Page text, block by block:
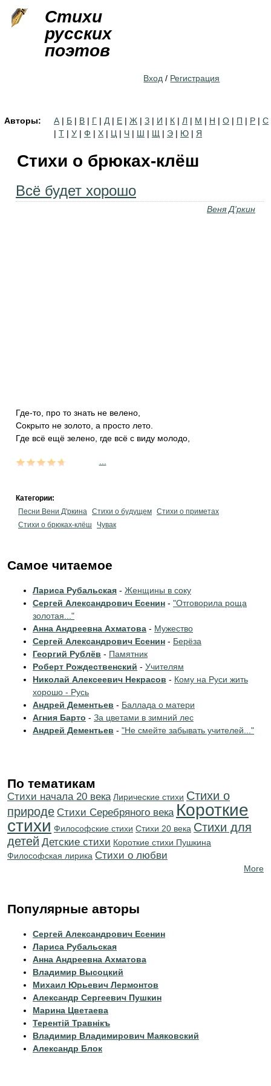
Стихи
русских
поэтов
Вход / Регистрация
Авторы: А | Б | В | Г | Д | Е | Ж | З | И | К | Л | М | Н | О | П | Р | С
| Т | У | Ф | Х | Ц | Ч | Ш | Щ | Э | Ю | Я
Стихи о брюках-клёш
Всё будет хорошо
Веня Д'ркин
Где-то, про то знать не велено,
Сокрыто не золото, а просто лето.
Где всё ещё зелено, где всё с виду молодо,
Категории:
Песни Вени Д'ркина Стихи о будущем Стихи о приметах
Стихи о брюках-клёш
Чувак
Самое читаемое
Лариса Рубальская - Женщины в соку
Сергей Александрович Есенин - "Отговорила роща
золотая..."
Анна Андреевна Ахматова - Мужество
Сергей Александрович Есенин - Берёза
Георгий Рублёв - Памятник
Роберт Рождественский - Учителям
Николай Алексеевич Некрасов - Кому на Руси жить
хорошо - Русь
Андрей Дементьев - Баллада о матери
Агния Барто - За цветами в зимний лес
Андрей Дементьев - "Не смейте забывать учителей..."
По тематикам
Cтихи начала 20 века Лирические стихи Стихи о
природе Cтихи Серебряного века Короткие
стихи Философские стихи Стихи 20 века Стихи для
детей Детские стихи Короткие стихи Пушкина
Философская лирика Стихи о любви
More
Популярные авторы
Сергей Александрович Есенин
Лариса Рубальская
Анна Андреевна Ахматова
Владимир Высоцкий
Михаил Юрьевич Лермонтов
Александр Сергеевич Пушкин
Марина Цветаева
Терентiй Травнiкъ
Владимир Владимирович Маяковский
Александр Блок